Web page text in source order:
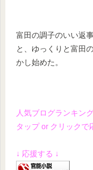
富田の調子のいい返
と、ゆっくりと富田
かし始めた。
人気ブログランキン
タップ or クリックで
↓ 応援する ↓